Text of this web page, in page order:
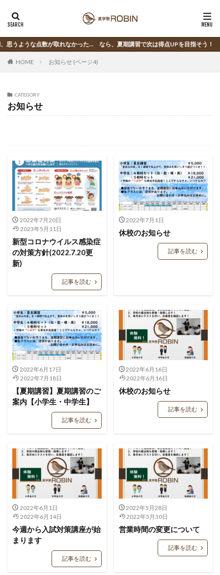
ような点数が取れなかった… なら、夏期講習で次は得点UPを目指そう！
HOME お知らせ (ページ4)
CATEGORY
お知らせ
2022年7月20日
2023年5月11日
新型コロナウイルス感染症
の対策方針(2022.7.20更
新)
記事を読む
2022年7月1日
休校のお知らせ
記事を読む
2022年6月17日
2022年7月18日
【夏期講習】夏期講習のご
案内【小学生・中学生】
記事を読む
2022年6月16日
2022年6月16日
休校のお知らせ
記事を読む
2022年6月1日
2022年6月14日
今週から入試対策講座が始
まります
記事を読む
2022年5月28日
2022年5月30日
営業時間の変更について
記事を読む